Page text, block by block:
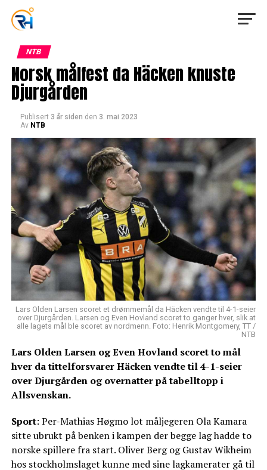
NTB
Norsk målfest da Häcken knuste
Djurgården
Publisert 3 år siden den 3. mai 2023
Av NTB
Lars Olden Larsen scoret et drømmemål da Häcken vendte til 4-1-seier
over Djurgården. Larsen og Even Hovland scoret to ganger hver, slik at
alle lagets mål ble scoret av nordmenn. Foto: Henrik Montgomery, TT /
NTB
Lars Olden Larsen og Even Hovland scoret to mål
hver da tittelforsvarer Häcken vendte til 4-1-seier
over Djurgården og overnatter på tabelltopp i
Allsvenskan.
Sport: Per-Mathias Høgmo lot måljegeren Ola Kamara
sitte ubrukt på benken i kampen der begge lag hadde to
norske spillere fra start. Oliver Berg og Gustav Wikheim
hos stockholmslaget kunne med sine lagkamerater gå til